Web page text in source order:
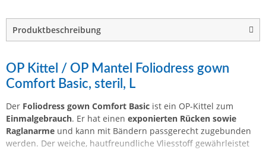
Produktbeschreibung
OP Kittel / OP Mantel Foliodress gown
Comfort Basic, steril, L
Der Foliodress gown Comfort Basic ist ein OP-Kittel zum
Einmalgebrauch. Er hat einen exponierten Rücken sowie
Raglanarme und kann mit Bändern passgerecht zugebunden
werden. Der weiche, hautfreundliche Vliesstoff gewährleistet